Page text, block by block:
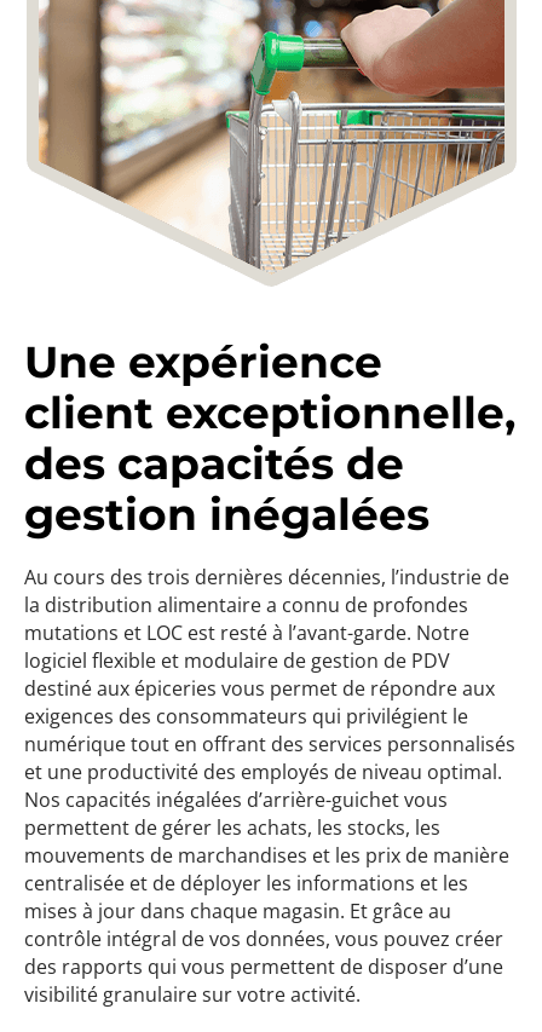
Une expérience
client exceptionnelle,
des capacités de
gestion inégalées
Au cours des trois dernières décennies, l’industrie de
la distribution alimentaire a connu de profondes
mutations et LOC est resté à l’avant-garde. Notre
logiciel flexible et modulaire de gestion de PDV
destiné aux épiceries vous permet de répondre aux
exigences des consommateurs qui privilégient le
numérique tout en offrant des services personnalisés
et une productivité des employés de niveau optimal.
Nos capacités inégalées d’arrière-guichet vous
permettent de gérer les achats, les stocks, les
mouvements de marchandises et les prix de manière
centralisée et de déployer les informations et les
mises à jour dans chaque magasin. Et grâce au
contrôle intégral de vos données, vous pouvez créer
des rapports qui vous permettent de disposer d’une
visibilité granulaire sur votre activité.